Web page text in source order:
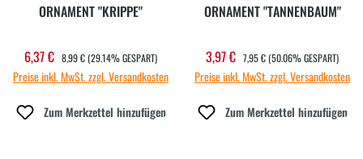
ORNAMENT "KRIPPE"
Verkaufspreis:
6,37 € REGULÄRER PREIS:
8,99 €(29.14% GESPART)
Preise inkl. MwSt. zzgl. Versandkosten
Zum Merkzettel hinzufügen
ORNAMENT "TANNENBAUM"
Verkaufspreis:
3,97 € REGULÄRER PREIS:
7,95 €(50.06% GESPART)
Preise inkl. MwSt. zzgl. Versandkosten
Zum Merkzettel hinzufügen